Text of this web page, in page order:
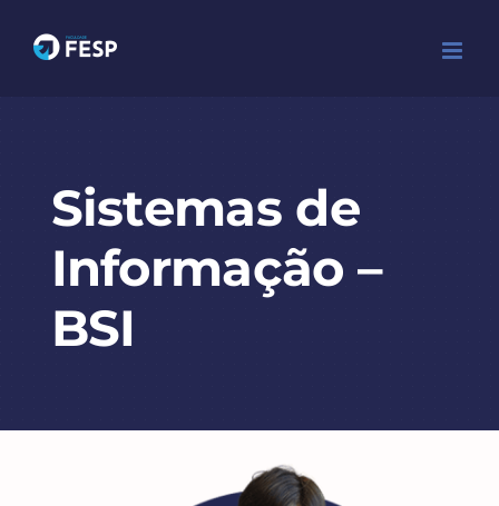
para
Sistemas de
Informação –
BSI